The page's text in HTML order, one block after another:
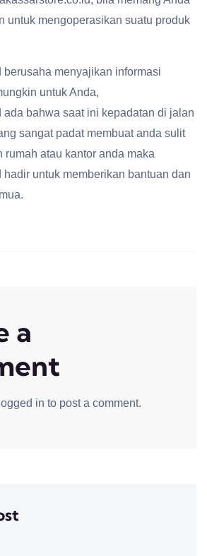
untuk mengoperasikan suatu produk
berusaha menyajikan informasi
untuk Anda,
ada bahwa saat ini kepadatan di jalan
sangat padat membuat anda sulit
rumah atau kantor anda maka
hadir untuk memberikan bantuan dan
a
logged in to post a comment.